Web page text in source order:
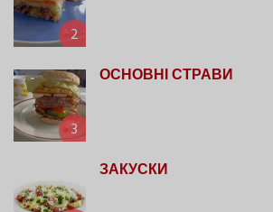
2
3
ОСНОВНІ СТРАВИ
ЗАКУСКИ